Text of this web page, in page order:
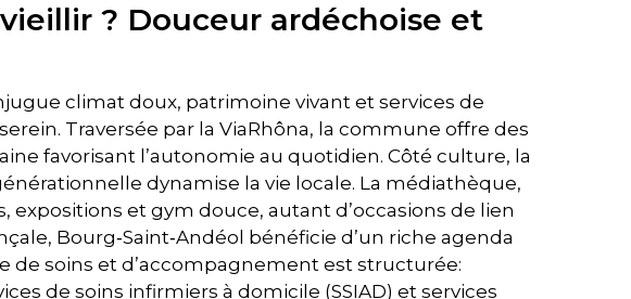
? Douceur ardéchoise et
climat doux, patrimoine vivant et services de
Traversée par la ViaRhôna, la commune offre des
favorisant l’autonomie au quotidien. Côté culture, la
dynamise la vie locale. La médiathèque,
expositions et gym douce, autant d’occasions de lien
Bourg‑Saint‑Andéol bénéficie d’un riche agenda
de soins et d’accompagnement est structurée:
de soins infirmiers à domicile (SSIAD) et services